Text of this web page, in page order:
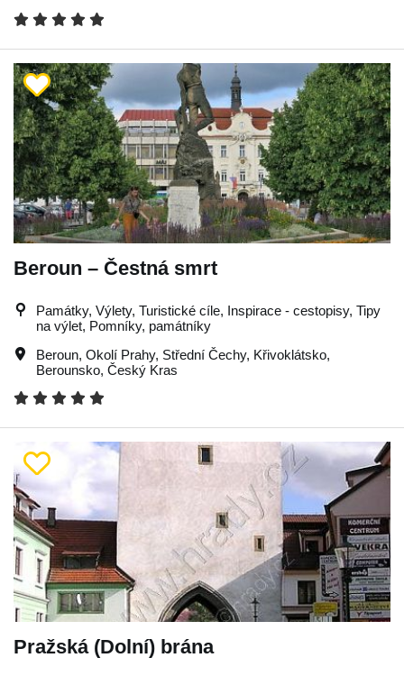
Beroun – Čestná smrt
Památky, Výlety, Turistické cíle, Inspirace - cestopisy, Tipy
na výlet, Pomníky, památníky
Beroun, Okolí Prahy, Střední Čechy, Křivoklátsko,
Berounsko, Český Kras
Pražská (Dolní) brána